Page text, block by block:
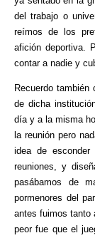
del trabajo o
reímos de los
afición deportiva.
contar a nadie y
Recuerdo también
de dicha
día y a la misma
la reunión pero
idea de
reuniones, y
pasábamos de
pormenores del
antes fuimos tanto
peor fue que el